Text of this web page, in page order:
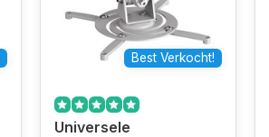
Best Verkocht!
Universele